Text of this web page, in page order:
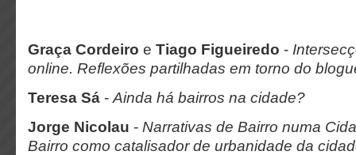
Graça Cordeiro e Tiago Figueiredo -
online. Reflexões partilhadas em torno do
Teresa Sá - Ainda há bairros na cidade?
Jorge Nicolau - Narrativas de Bairro numa
Bairro como catalisador de urbanidade da